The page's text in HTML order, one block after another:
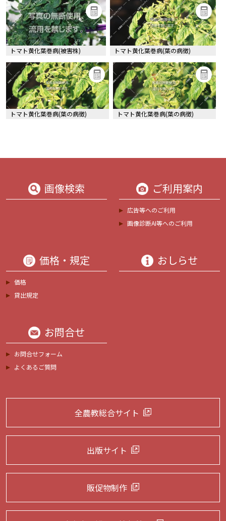
トマト黄化葉巻病(被害株) トマト黄化葉巻病(葉の病徴)
トマト黄化葉巻病(葉の病徴) トマト黄化葉巻病(葉の病徴)
画像検索 ご利用案内
広告等へのご利用
画像診断AI等へのご利用
価格・規定
価格
貸出規定
おしらせ
お問合せ
お問合せフォーム
よくあるご質問
全農教総合サイト
出版サイト
販促物制作